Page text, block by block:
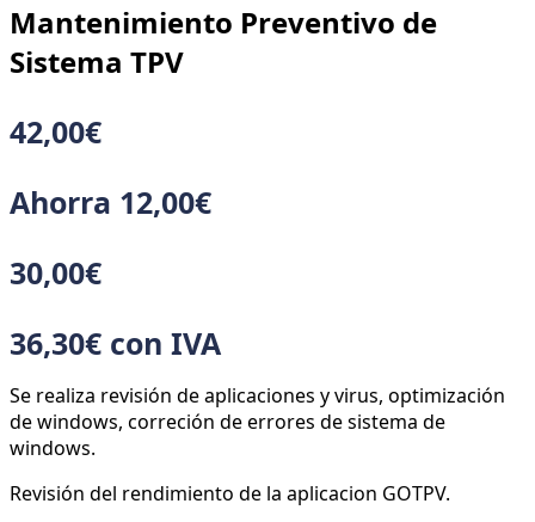
Mantenimiento Preventivo de
Sistema TPV
42,00€
Ahorra 12,00€
30,00€
36,30€ con IVA
Se realiza revisión de aplicaciones y virus, optimización
de windows, correción de errores de sistema de
windows.
Revisión del rendimiento de la aplicacion GOTPV.